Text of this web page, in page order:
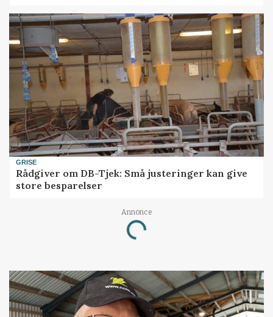
GRISE
Rådgiver om DB-Tjek: Små justeringer kan give
store besparelser
Annonce
Loading...